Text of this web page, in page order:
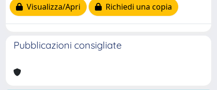
Visualizza/Apri
Richiedi una copia
Pubblicazioni consigliate